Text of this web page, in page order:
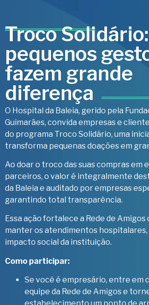
Troco Solidário:
pequenos
fazem grande
diferença
O Hospital da Baleia, gerido pela
Guimarães, convida empresas e
do programa Troco Solidário, uma
transforma pequenas doações em
Ao doar o troco das suas compras em
parceiros, o valor é integralmente
da Baleia e auditado por empresas
garantindo total transparência.
Essa ação fortalece a Rede de Amigos
manter os atendimentos hospitalares,
impacto social da instituição.
Como participar:
Se você é empresário, entre em
equipe da Rede de Amigos e